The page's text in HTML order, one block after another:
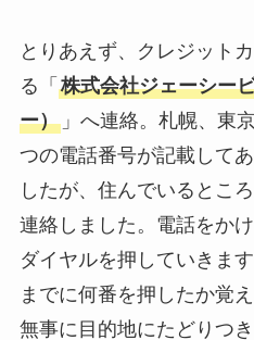
とりあえず、クレジット
る「 株式会社ジェーシー
ー）」へ連絡。札幌、東
つの電話番号が記載して
したが、住んでいるとこ
連絡しました。電話をか
ダイヤルを押していきま
までに何番を押したか覚
無事に目的地にたどりつき